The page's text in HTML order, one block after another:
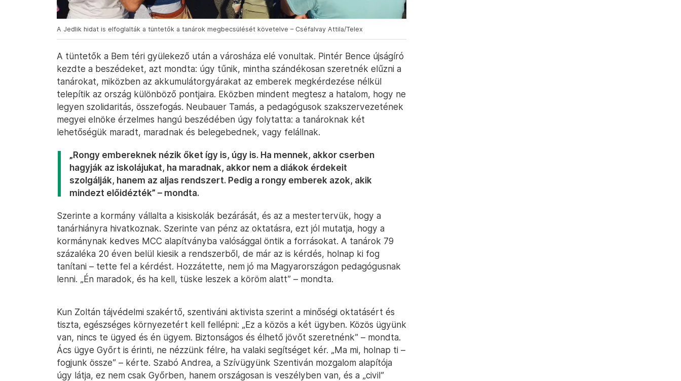
A Jedlik hidat is elfoglalták a tüntetők a tanárok megbecsülését követelve – Cséfalvay Attila/Telex
A tüntetők a Bem téri gyülekező után a városháza elé vonultak. Pintér Bence újságíró
kezdte a beszédeket, azt mondta: úgy tűnik, mintha szándékosan szeretnék elűzni a
tanárokat, miközben az akkumulátorgyárakat az emberek megkérdezése nélkül
telepítik az ország különböző pontjaira. Eközben mindent megtesz a hatalom, hogy ne
legyen szolidaritás, összefogás. Neubauer Tamás, a pedagógusok szakszervezetének
megyei elnöke érzelmes hangú beszédében úgy folytatta: a tanároknak két
lehetőségük maradt, maradnak és belegebednek, vagy felállnak.
„Rongy embereknek nézik őket így is, úgy is. Ha mennek, akkor cserben
hagyják az iskolájukat, ha maradnak, akkor nem a diákok érdekeit
szolgálják, hanem az aljas rendszert. Pedig a rongy emberek azok, akik
mindezt előidézték” – mondta.
Szerinte a kormány vállalta a kisiskolák bezárását, és az a mestertervük, hogy a
tanárhiányra hivatkoznak. Szerinte van pénz az oktatásra, ezt jól mutatja, hogy a
kormánynak kedves MCC alapítványba valósággal öntik a forrásokat. A tanárok 79
százaléka 20 éven belül kiesik a rendszerből, de már az is kérdés, holnap ki fog
tanítani – tette fel a kérdést. Hozzátette, nem jó ma Magyarországon pedagógusnak
lenni. „Én maradok, és ha kell, tüske leszek a köröm alatt” – mondta.
Kun Zoltán tájvédelmi szakértő, szentiváni aktivista szerint a minőségi oktatásért és
tiszta, egészséges környezetért kell fellépni: „Ez a közös a két ügyben. Közös ügyünk
van, nincs te ügyed és én ügyem. Biztonságos és élhető jövőt szeretnénk” – mondta.
Ács ügye Győrt is érinti, ne nézzünk félre, ha valaki segítséget kér. „Ma mi, holnap ti –
fogjunk össze” – kérte. Szabó Andrea, a Szívügyünk Szentiván mozgalom alapítója
úgy látja, ez nem csak Győrben, hanem országosan is veszélyben van, és a „civil”